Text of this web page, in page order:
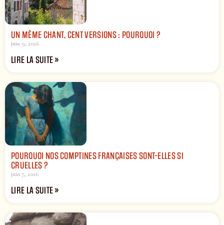
UN MÊME CHANT, CENT VERSIONS : POURQUOI ?
juin 9, 2026
LIRE LA SUITE »
POURQUOI NOS COMPTINES FRANÇAISES SONT-ELLES SI
CRUELLES ?
juin 7, 2026
LIRE LA SUITE »